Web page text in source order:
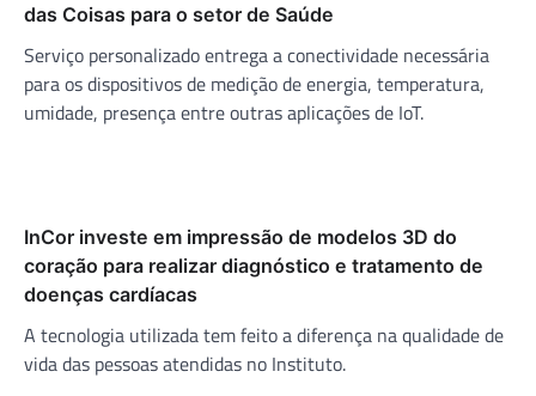
das Coisas para o setor de Saúde
Serviço personalizado entrega a conectividade necessária
para os dispositivos de medição de energia, temperatura,
umidade, presença entre outras aplicações de IoT.
InCor investe em impressão de modelos 3D do
coração para realizar diagnóstico e tratamento de
doenças cardíacas
A tecnologia utilizada tem feito a diferença na qualidade de
vida das pessoas atendidas no Instituto.